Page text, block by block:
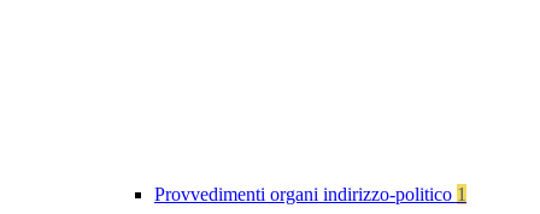
Provvedimenti organi indirizzo-politico 1